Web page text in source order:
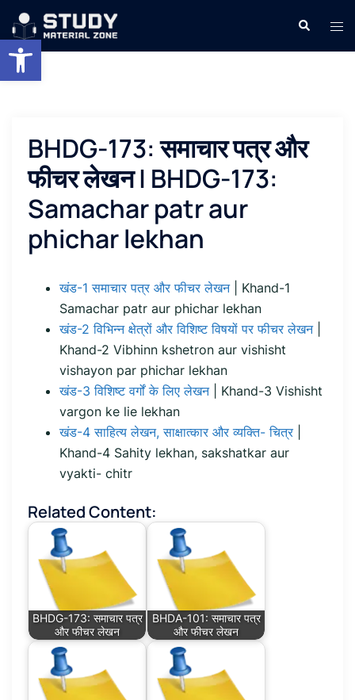
Open toolbar
Skip
content
Search
BHDG-173: समाचार पत्र और
फीचर लेखन | BHDG-173:
Samachar patr aur
phichar lekhan
खंड-1 समाचार पत्र और फीचर लेखन| Khand-1
Samachar patr aur phichar lekhan
खंड-2 विभिन्न क्षेत्रों और विशिष्ट विषयों पर फीचर लेखन|
Khand-2 Vibhinn kshetron aur vishisht
vishayon par phichar lekhan
खंड-3 विशिष्ट वर्गों के लिए लेखन| Khand-3 Vishisht
vargon ke lie lekhan
खंड-4 साहित्य लेखन, साक्षात्कार और व्यक्ति- चित्र
Khand-4 Sahity lekhan, sakshatkar aur
vyakti- chitr
Related Content:
BHDG-173: समाचार पत्र
और फीचर लेखन
BHDA-101: समाचार पत्र
और फीचर लेखन